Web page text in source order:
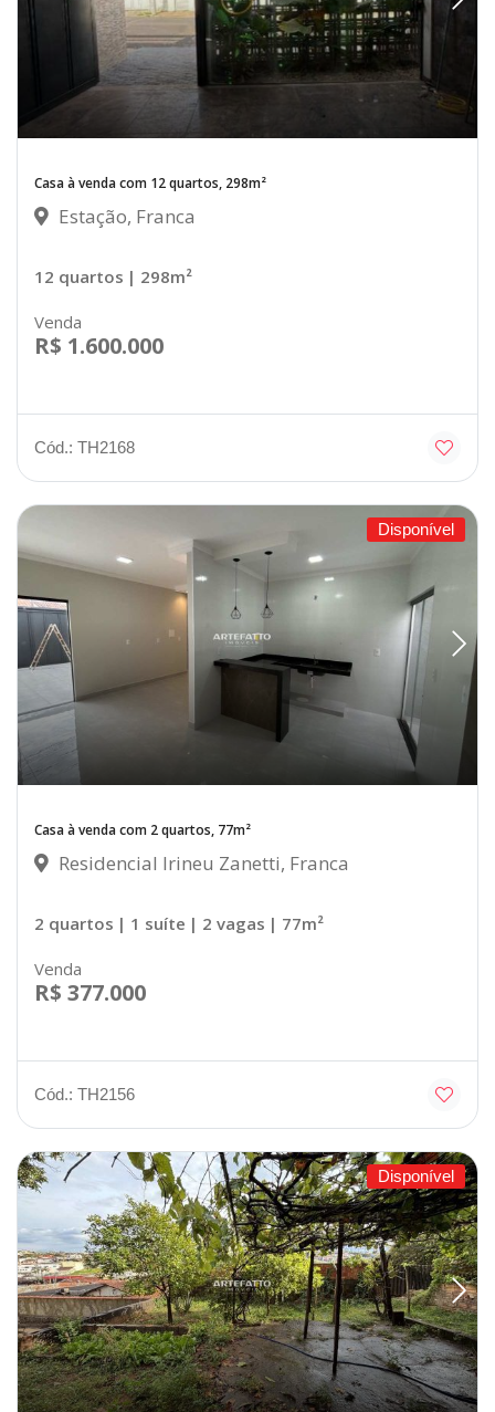
Casa à venda com 12 quartos, 298m²
Estação, Franca
12 quartos | 298m²
Venda
R$ 1.600.000
Cód.: TH2168
Disponível
Casa à venda com 2 quartos, 77m²
Residencial Irineu Zanetti, Franca
2 quartos | 1 suíte | 2 vagas | 77m²
Venda
R$ 377.000
Cód.: TH2156
Disponível